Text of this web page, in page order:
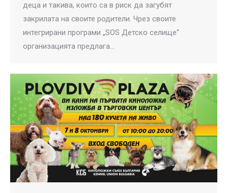
деца и такива, които са в риск да загубят
закрилата на своите родители. Чрез своите
интегрирани програми „SOS Детско селище“
организацията предлага…